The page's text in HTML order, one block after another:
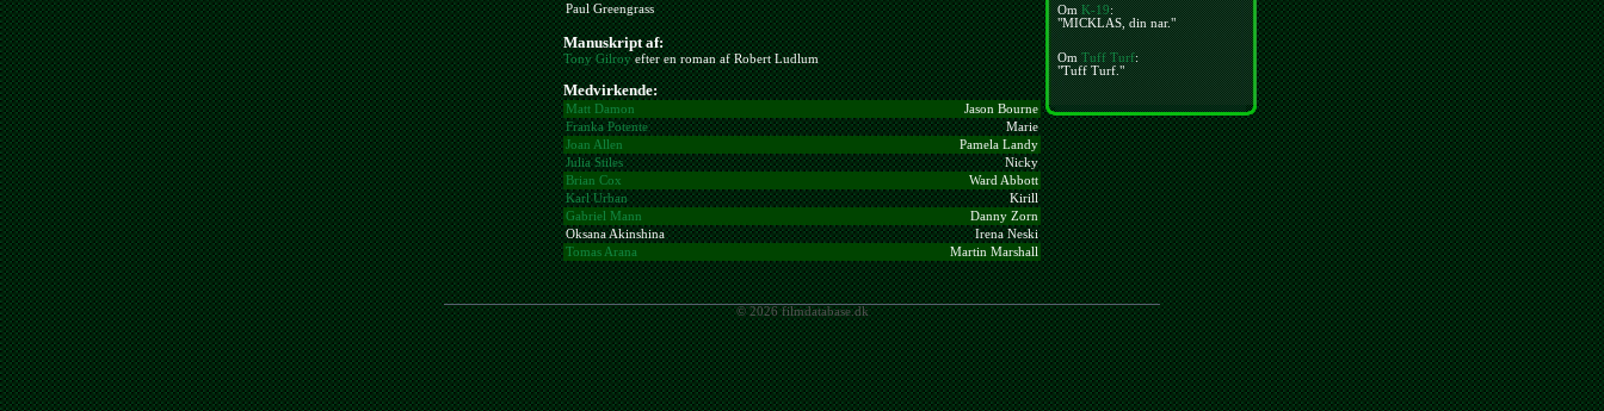
Paul Greengrass
Manuskript af:
Tony Gilroyefter en roman af Robert Ludlum
Medvirkende:
Matt Damon
Jason Bourne
Franka Potente
Marie
Joan Allen
Pamela Landy
Julia Stiles
Nicky
Brian Cox
Ward Abbott
Karl Urban
Kirill
Gabriel Mann
Danny Zorn
Oksana Akinshina
Irena Neski
Tomas Arana
Martin Marshall
OmK-19:
"MICKLAS, din nar."
OmTuff Turf:
"Tuff Turf."
© 2026 filmdatabase.dk